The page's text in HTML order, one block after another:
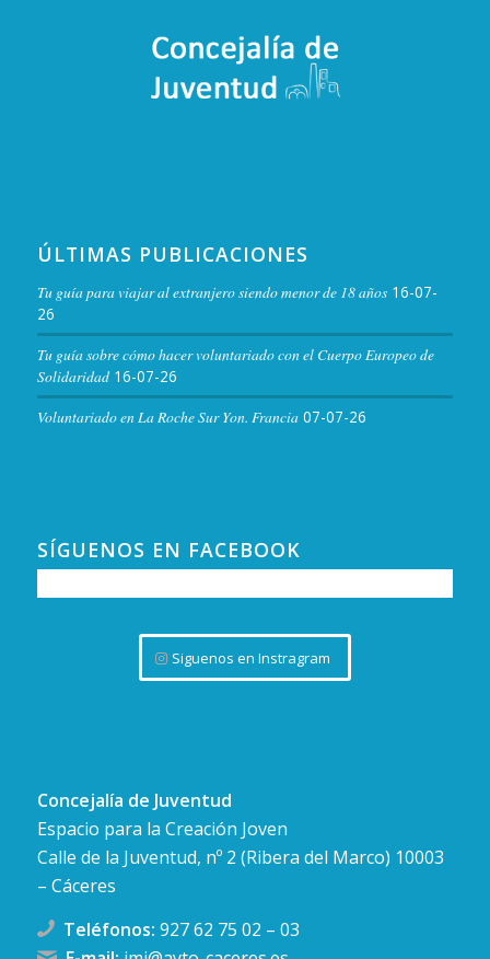
ÚLTIMAS PUBLICACIONES
Tu guía para viajar al extranjero siendo menor de 18 años 16-07-
26
Tu guía sobre cómo hacer voluntariado con el Cuerpo Europeo de
Solidaridad 16-07-26
Voluntariado en La Roche Sur Yon. Francia 07-07-26
SÍGUENOS EN FACEBOOK
Siguenos en Instragram
Concejalía de Juventud
Espacio para la Creación Joven
Calle de la Juventud, nº 2 (Ribera del Marco) 10003
– Cáceres
Teléfonos: 927 62 75 02 – 03